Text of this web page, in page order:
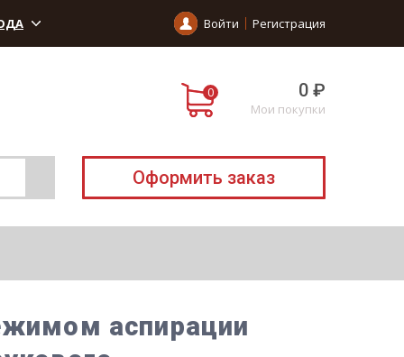
Войти Регистрация
0 ₽
Мои покупки
Оформить заказ
аспирации